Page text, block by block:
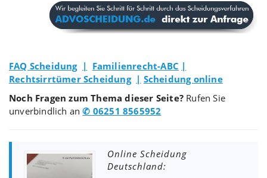
FAQ Scheidung | Familienrecht-ABC |
Rechtsirrtümer Scheidung | Scheidung online
Noch Fragen zum Thema dieser Seite? Rufen Sie
unverbindlich an✆ 06251 8565952
Online Scheidung
Deutschland: